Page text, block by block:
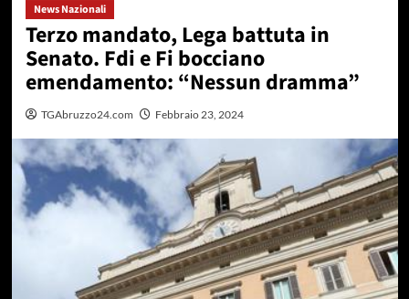
News Nazionali
Terzo mandato, Lega battuta in
Senato. Fdi e Fi bocciano
emendamento: “Nessun dramma”
TGAbruzzo24.com Febbraio 23, 2024